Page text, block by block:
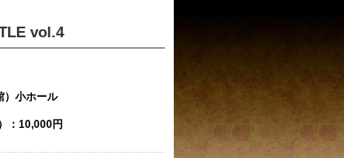
vol.4
小ホール
10,000円